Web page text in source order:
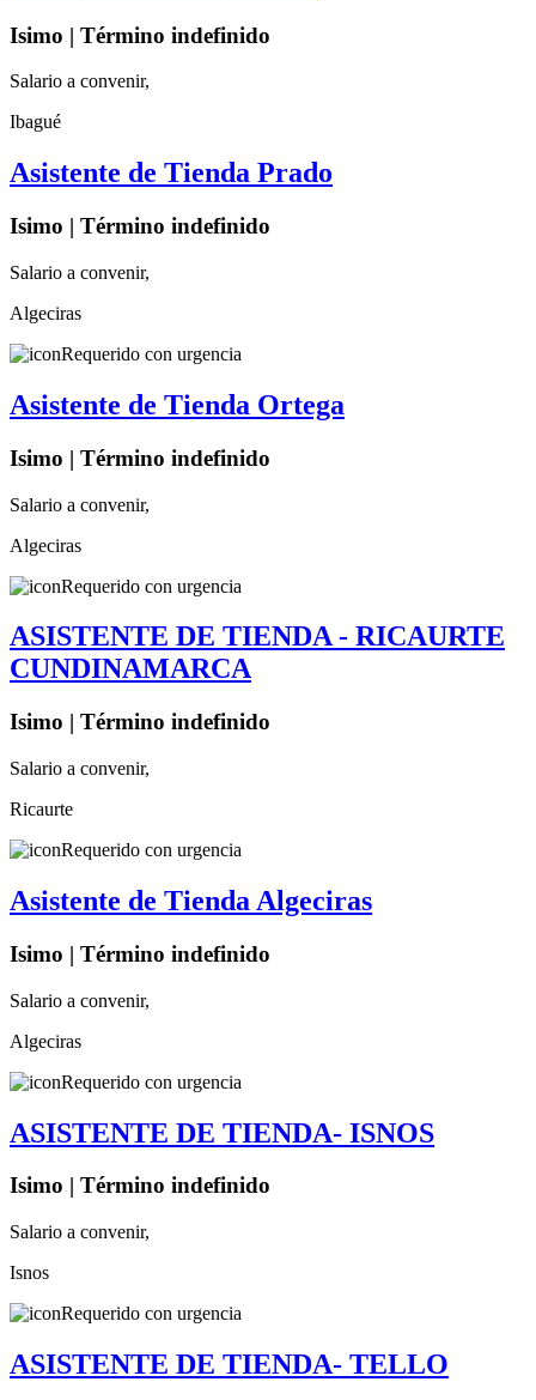
Isimo | Término indefinido
Salario a convenir,
Ibagué
Asistente de Tienda Prado
Isimo | Término indefinido
Salario a convenir,
Algeciras
Requerido con urgencia
Asistente de Tienda Ortega
Isimo | Término indefinido
Salario a convenir,
Algeciras
Requerido con urgencia
ASISTENTE DE TIENDA - RICAURTE
CUNDINAMARCA
Isimo | Término indefinido
Salario a convenir,
Ricaurte
Requerido con urgencia
Asistente de Tienda Algeciras
Isimo | Término indefinido
Salario a convenir,
Algeciras
Requerido con urgencia
ASISTENTE DE TIENDA- ISNOS
Isimo | Término indefinido
Salario a convenir,
Isnos
Requerido con urgencia
ASISTENTE DE TIENDA- TELLO